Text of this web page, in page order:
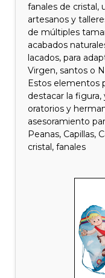
fanales de cristal,
artesanos y
de múltiples
acabados
lacados, para
Virgen, santos o
Estos elementos
destacar la figura,
oratorios y
asesoramiento
Peanas, Capillas,
cristal, fanales